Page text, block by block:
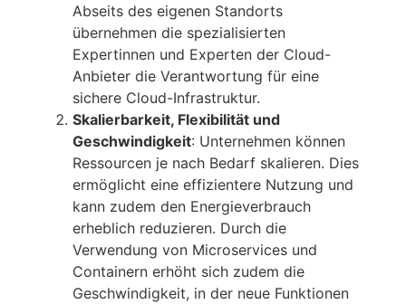
Abseits des eigenen Standorts
übernehmen die spezialisierten
Expertinnen und Experten der Cloud-
Anbieter die Verantwortung für eine
sichere Cloud-Infrastruktur.
Skalierbarkeit, Flexibilität und
Geschwindigkeit: Unternehmen können
Ressourcen je nach Bedarf skalieren. Dies
ermöglicht eine effizientere Nutzung und
kann zudem den Energieverbrauch
erheblich reduzieren. Durch die
Verwendung von Microservices und
Containern erhöht sich zudem die
Geschwindigkeit, in der neue Funktionen